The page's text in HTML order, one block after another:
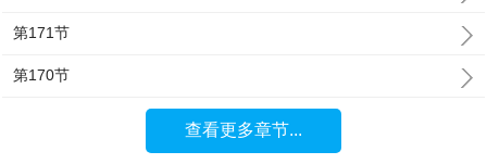
第171节
第170节
查看更多章节...